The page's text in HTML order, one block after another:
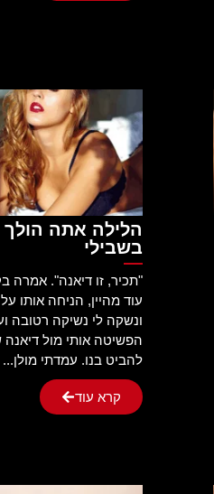
הלילה אתה הולך
בשבילי
"תכיר, זו דיאנה". אמרה
עוד מהיין, הניחה אותו
ונשקה לי נשיקה רטובה
הפשיטה אותי מול
להביט בנו. עמדתי מולן...
קרא עוד